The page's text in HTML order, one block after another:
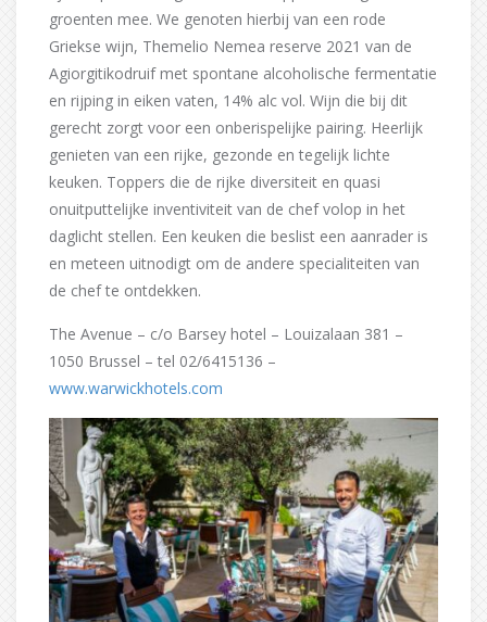
groenten mee. We genoten hierbij van een rode
Griekse wijn, Themelio Nemea reserve 2021 van de
Agiorgitikodruif met spontane alcoholische fermentatie
en rijping in eiken vaten, 14% alc vol. Wijn die bij dit
gerecht zorgt voor een onberispelijke pairing. Heerlijk
genieten van een rijke, gezonde en tegelijk lichte
keuken. Toppers die de rijke diversiteit en quasi
onuitputtelijke inventiviteit van de chef volop in het
daglicht stellen. Een keuken die beslist een aanrader is
en meteen uitnodigt om de andere specialiteiten van
de chef te ontdekken.
The Avenue – c/o Barsey hotel – Louizalaan 381 –
1050 Brussel – tel 02/6415136 –
www.warwickhotels.com